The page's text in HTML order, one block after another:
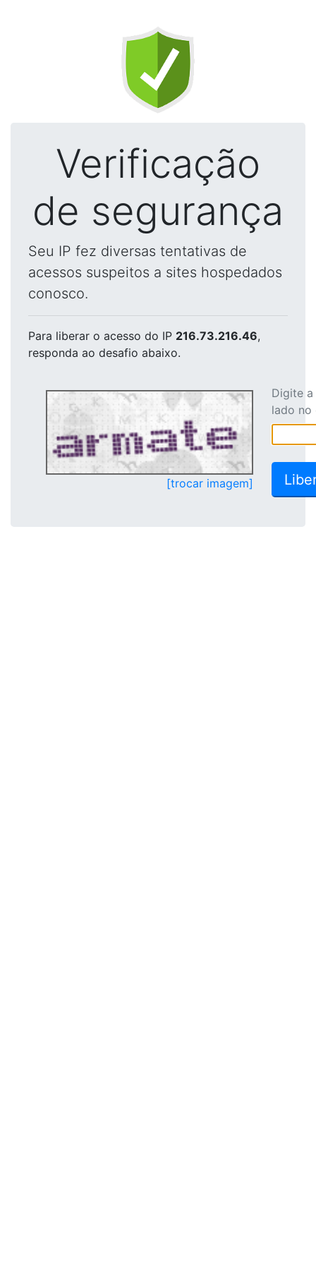
Verificação
de segurança
Seu IP fez diversas tentativas de
acessos suspeitos a sites hospedados
conosco.
Para liberar o acesso do IP 216.73.216.46,
responda ao desafio abaixo.
[trocar imagem]
Digite
lado no